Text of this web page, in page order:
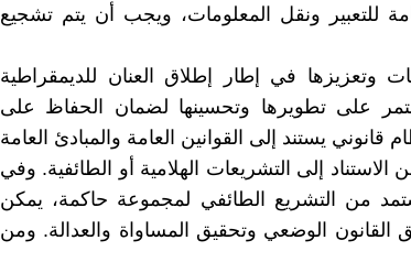
للتعبير ونقل المعلومات، ويجب أن يتم تشجيع
وتعزيزها في إطار إطلاق العنان للديمقراطية
على تطويرها وتحسينها لضمان الحفاظ على
قانوني يستند إلى القوانين العامة والمبادئ العامة
الاستناد إلى التشريعات الهلامية أو الطائفية. وفي
من التشريع الطائفي لمجموعة حاكمة، يمكن
القانون الوضعي وتحقيق المساواة والعدالة. ومن